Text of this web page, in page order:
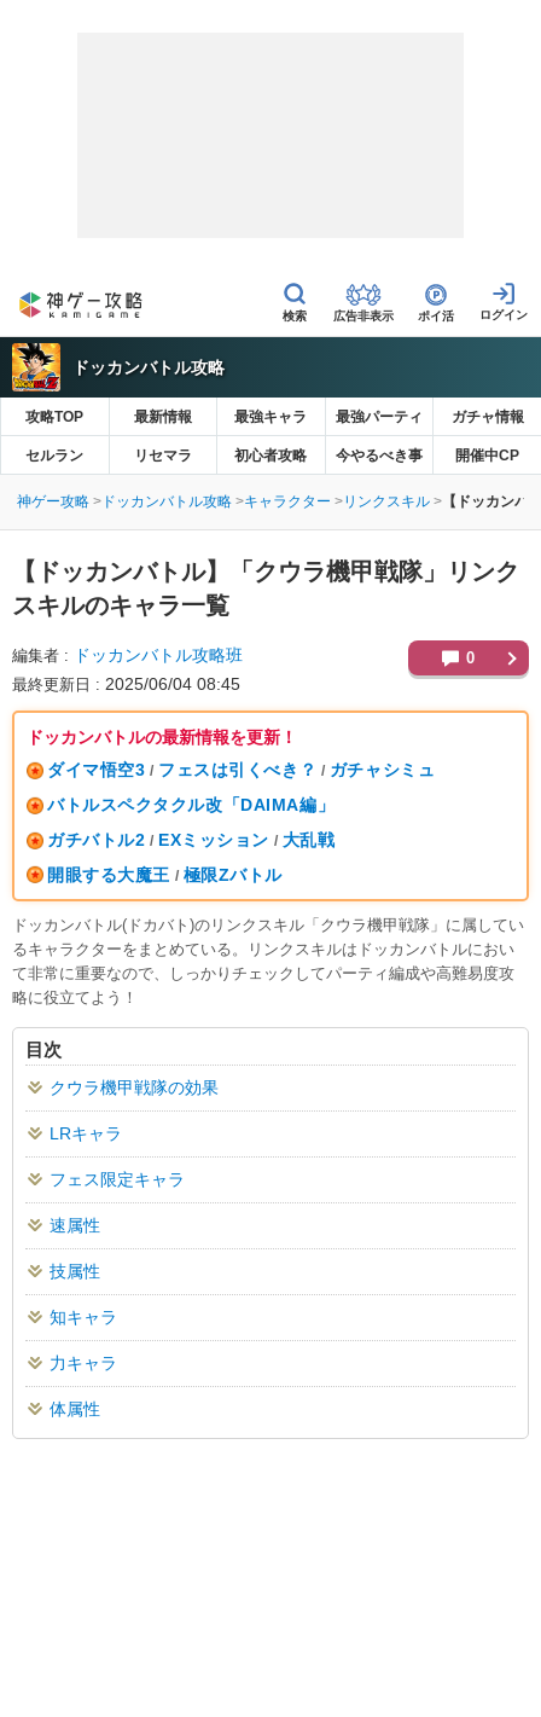
広告非表示 ポイ活
ドッカンバトル攻略
攻略TOP 最新情報 最強キャラ 最強パーティ ガチャ情報
セルラン リセマラ 初心者攻略 今やるべき事 開催中CP
神ゲー攻略 ドッカンバトル攻略 キャラクター リンクスキル 【ドッカンバ
【ドッカンバトル】
「クウラ機甲戦隊」リンク
スキルのキャラ一覧
編集者 ドッカンバトル攻略班
最終更新日 2025/06/04 08:45
0
ドッカンバトルの最新情報を更新！
ダイマ悟空3 / フェスは引くべき？ / ガチャシミュ
バトルスペクタクル改「DAIMA編」
ガチバトル2 / EXミッション / 大乱戦
開眼する大魔王 / 極限Zバトル
ドッカンバトル(ドカバト)のリンクスキル「クウラ機甲戦隊」に属してい
るキャラクターをまとめている。リンクスキルはドッカンバトルにおい
て非常に重要なので、しっかりチェックしてパーティ編成や高難易度攻
略に役立てよう！
目次
クウラ機甲戦隊の効果
LRキャラ
フェス限定キャラ
速属性
技属性
知キャラ
力キャラ
体属性